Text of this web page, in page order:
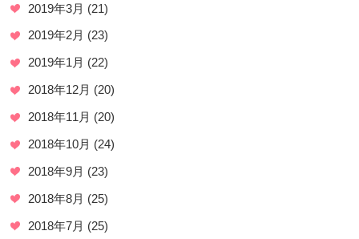
2019年3月 (21)
2019年2月 (23)
2019年1月 (22)
2018年12月 (20)
2018年11月 (20)
2018年10月 (24)
2018年9月 (23)
2018年8月 (25)
2018年7月 (25)